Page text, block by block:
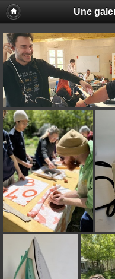
Une